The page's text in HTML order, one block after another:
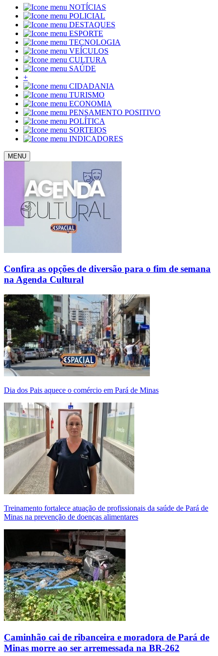
NOTÍCIAS
POLICIAL
DESTAQUES
ESPORTE
TECNOLOGIA
VEÍCULOS
CULTURA
SAÚDE
+
CIDADANIA
TURISMO
ECONOMIA
PENSAMENTO POSITIVO
POLÍTICA
SORTEIOS
INDICADORES
MENU
Confira as opções de diversão para o fim de semana
na Agenda Cultural
Dia dos Pais aquece o comércio em Pará de Minas
Treinamento fortalece atuação de profissionais da saúde de Pará de
Minas na prevenção de doenças alimentares
Caminhão cai de ribanceira e moradora de Pará de
Minas morre ao ser arremessada na BR-262